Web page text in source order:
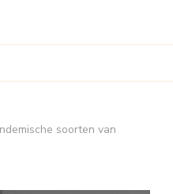
soorten van